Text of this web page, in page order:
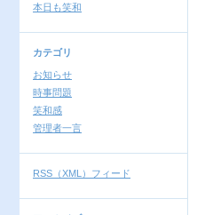
本日も笑和
カテゴリ
お知らせ
時事問題
笑和感
管理者一言
RSS（XML）フィード